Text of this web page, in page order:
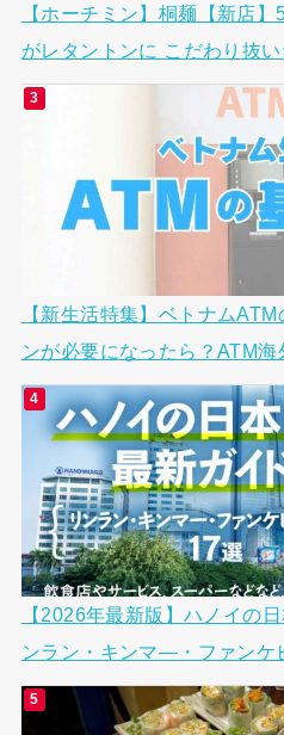
【ホーチミン】桐麺【新店
がレタントンに こだわり抜
【新生活特集】ベトナム
ンが必要になったら？ATM
【2026年最新版】ハノイの
ンラン・キンマ―・ファンケ